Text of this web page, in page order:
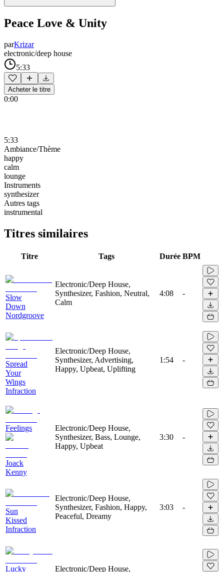
Peace Love & Unity
parKrizar
electronic/deep house
5:33
Acheter le titre
0:00
5:33
Ambiance/Thème
happy
calm
lounge
Instruments
synthesizer
Autres tags
instrumental
Titres similaires
Titre Tags Durée BPM
Slow
Down
Nordgroove
Electronic/Deep House,
Synthesizer, Fashion, Neutral,
Calm
4:08 -
Spread
Your
Wings
Infraction
Electronic/Deep House,
Synthesizer, Advertising,
Happy, Upbeat, Uplifting
1:54 -
Feelings
Joack
Kenny
Electronic/Deep House,
Synthesizer, Bass, Lounge,
Happy, Upbeat
3:30 -
Sun
Kissed
Infraction
Electronic/Deep House,
Synthesizer, Fashion, Happy,
Peaceful, Dreamy
3:03 -
Lucky Electronic/Deep House,